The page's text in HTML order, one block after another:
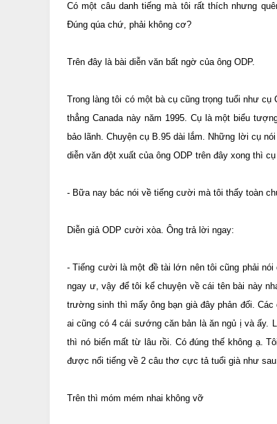
Có một câu danh tiếng mà tôi rất thích nhưng
Đúng qúa chứ, phải không cơ?
Trên đây là bài diễn văn bất ngờ của ông ODP.
Trong làng tôi có một bà cụ cũng trọng tuổi như
thẳng Canada này năm 1995. Cụ là một biểu
bảo lãnh. Chuyện cụ B.95 dài lắm. Những lời cụ
diễn văn đột xuất của ông ODP trên đây xong thì
- Bữa nay bác nói về tiếng cười mà tôi thấy toàn
Diễn giả ODP cười xòa. Ông trả lời ngay:
- Tiếng cười là một đề tài lớn nên tôi cũng phải
ngay ư, vậy để tôi kể chuyện về cái tên bài này
trường sinh thì mấy ông bạn già đây phản đối.
ai cũng có 4 cái sướng căn bản là ăn ngủ ị và
thì nó biến mất từ lâu rồi. Có đúng thế không ạ.
được nổi tiếng về 2 câu thơ cực tả tuổi già như
Trên thì móm mém nhai không vỡ